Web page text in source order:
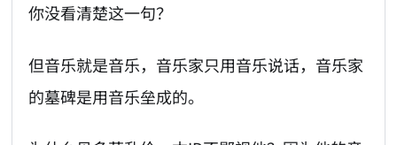
你没看清楚这一句？
但音乐就是音乐，音乐家只用音乐说话，音乐家
的墓碑是用音乐垒成的。